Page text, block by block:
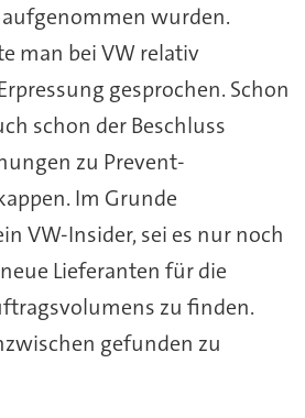
wurden.
man bei VW relativ
gesprochen. Schon
schon der Beschluss
zu Prevent-
Im Grunde
VW-Insider, sei es nur noch
Lieferanten für die
zu finden.
gefunden zu